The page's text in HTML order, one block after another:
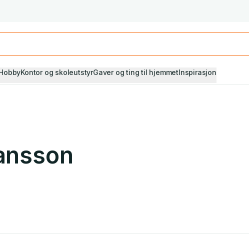
Kontor og skoleutstyrGaver og ting til hjemmetInspirasjon